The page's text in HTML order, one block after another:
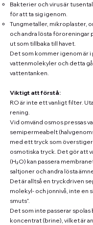
Bakterier och virus är
för att ta sig igenom.
Tungmetaller, mikroplaster,
och andra lösta föroreningar
ut som tillbaka till havet.
Det som kommer igenom är i
vattenmolekyler och detta
vattentanken.
Viktigt att förstå:
RO är inte ett vanligt filter.
rening.
Vid omvänd osmos pressas
semipermeabelt
med ett tryck som
osmotiska tryck. Det gör att
(H₂O) kan passera
saltjoner och andra lösta
Det är alltså en tryckdriven
molekyl- och jonnivå, inte en
smuts”.
Det som inte passerar spolas
koncentrat (brine), vilket är